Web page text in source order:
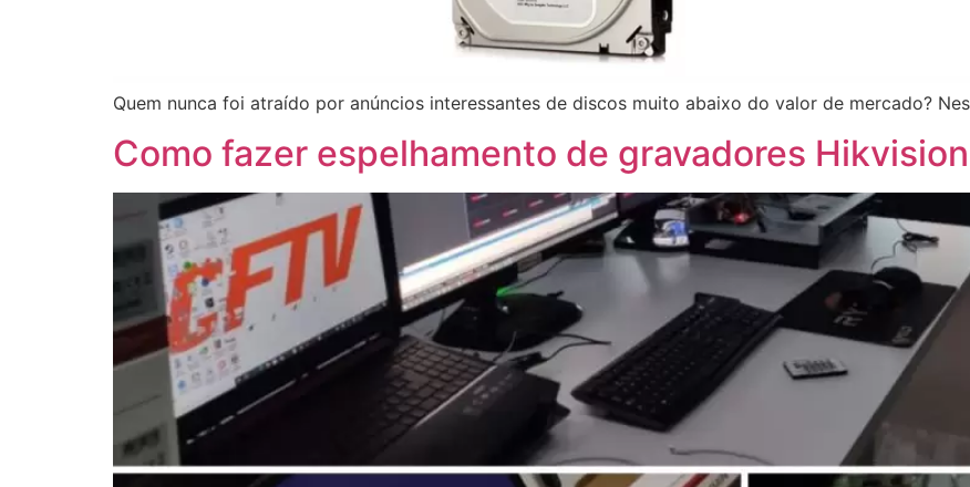
Quem nunca foi atraído por anúncios interessantes de discos muito abaixo do valor de mercado?
Como fazer espelhamento de gravadores Hikvision